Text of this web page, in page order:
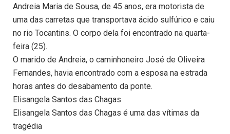
Andreia Maria de Sousa, de 45 anos, era motorista de
uma das carretas que transportava ácido sulfúrico e caiu
no rio Tocantins. O corpo dela foi encontrado na quarta-
feira (25).
O marido de Andreia, o caminhoneiro José de Oliveira
Fernandes, havia encontrado com a esposa na estrada
horas antes do desabamento da ponte.
Elisangela Santos das Chagas
Elisangela Santos das Chagas é uma das vítimas da
tragédia